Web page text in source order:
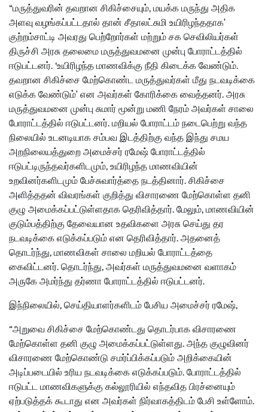
“மருத்துவரின் தவறான சிகிச்சையும், மயக்க மருந்து அதிக
அளவு வழங்கப்பட்டதால் தான் சீதாலட்சுமி உயிரிழந்ததாக’
குற்றம்சாட்டி அவரது பெற்றோர்கள் மற்றும் சக செவிலியர்கள்
திருச்சி அரசு தலைமை மருத்துவமனை முன்பு போராட்டத்தில்
ஈடுபட்டனர். ‘உயிரிழந்த மாணவிக்கு நீதி கிடைக்க வேண்டும்.
தவறான சிகிச்சை மேற்கொண்ட மருத்துவர்கள் மீது நடவடிக்கை
எடுக்க வேண்டும்’ என அவர்கள் கோரிக்கை வைத்தனர். அரசு
மருத்துவமனை முன்பு சுமார் மூன்று மணி நேரம் அவர்கள் சாலை
போராட்டத்தில் ஈடுபட்டனர். மறியல் போராட்டம் நடைபெற்று வந்த
நிலையில் உடனடியாக சம்பவ இடத்திற்கு வந்த இந்து சமய
அறநிலையத்துறை அமைச்சர் ரமேஷ் போராட்டத்தில்
ஈடுபட்டிருந்தவர்களிடமும், உயிரிழந்த மாணவியின்
உறவினர்களிடமும் பேச்சுவார்த்தை நடத்தினார். சிகிச்சை
அளித்ததன் விவரங்கள் குறித்து விசாரணை மேற்கொள்ள தனி
குழு அமைக்கப்பட்டுள்ளதாக தெரிவித்தார். மேலும், மாணவியின்
குடும்பத்திற்கு தேவையான உதவிகளை அரசு செய்து தர
நடவடிக்கை எடுக்கப்படும் என தெரிவித்தார். அதனைத்
தொடர்ந்து, மாணவிகள் சாலை மறியல் போராட்டத்தை
கைவிட்டனர். தொடர்ந்து, அவர்கள் மருத்துவமனை வளாகம்
அருகே அமர்ந்து தர்ணா போராட்டத்தில் ஈடுபட்டனர்.
இந்நிலையில், செய்தியாளர்களிடம் பேசிய அமைச்சர் ரமேஷ்,
“அறுவை சிகிச்சை மேற்கொண்டது தொடர்பாக விசாரணை
மேற்கொள்ள தனி குழு அமைக்கப்பட்டுள்ளது. அந்த குழுவினர்
விசாரணை மேற்கொண்டு சமர்ப்பிக்கப்படும் அறிக்கையின்
அடிப்படையில் உரிய நடவடிக்கை எடுக்கப்படும். போராட்டத்தில்
ஈடுபட்ட மாணவிகளுக்கு கல்லூரியில் எந்தவித பிரச்னையும்
ஏற்படுத்தக் கூடாது என அவர்கள் நிர்வாகத்திடம் பேசி உள்ளோம்.